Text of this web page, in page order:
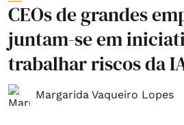
CEOs de grandes
juntam-se em
trabalhar riscos da
Margarida Vaqueiro Lopes